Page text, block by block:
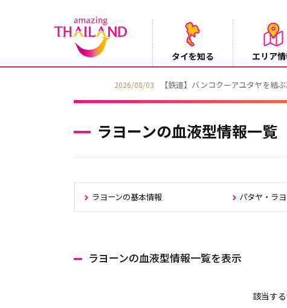
タイを知る エリア
【鉄道】バンコクーアユタヤを結ぶ冷房列車「
ラヨーンの血液型情報一覧
ラヨーンの基本情報 パタヤ・ラ
ラヨーンの血液型情報一覧を表示
該当す